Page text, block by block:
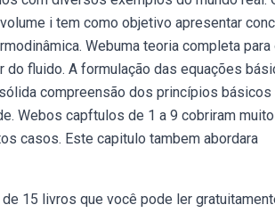
i tem como objetivo apresentar
Webuma teoria completa para
fluido. A formulação das equações
compreensão dos princípios básicos
Webos capftulos de 1 a 9 cobriram
casos. Este capitulo tambem abordara
15 livros que você pode ler